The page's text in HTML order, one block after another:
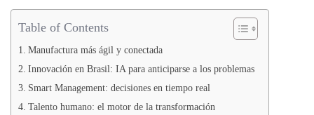
Table of Contents
Manufactura más ágil y conectada
Innovación en Brasil: IA para anticiparse a los problemas
Smart Management: decisiones en tiempo real
Talento humano: el motor de la transformación